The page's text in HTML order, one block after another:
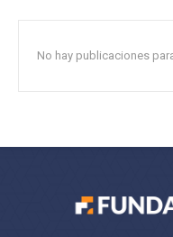
No hay publicaciones